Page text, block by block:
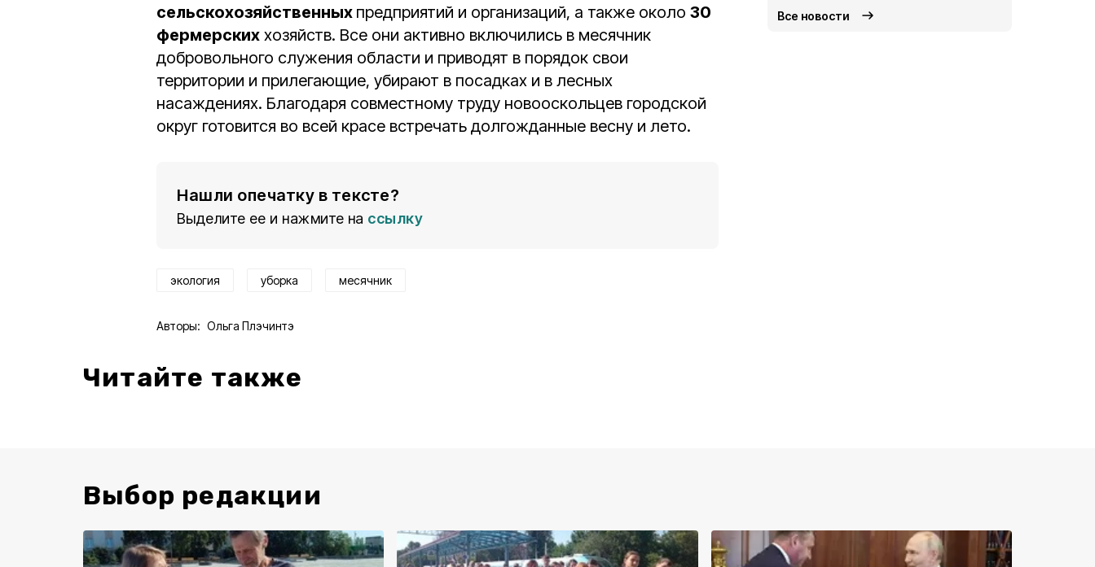
сельскохозяйственных предприятий и организаций, а также около 30
фермерских хозяйств. Все они активно включились в месячник
добровольного служения области и приводят в порядок свои
территории и прилегающие, убирают в посадках и в лесных
насаждениях. Благодаря совместному труду новооскольцев городской
округ готовится во всей красе встречать долгожданные весну и лето.
Нашли опечатку в тексте?
Выделите ее и нажмите на ссылку
экология уборка месячник
Авторы: Ольга Плэчинтэ
Читайте также
Все новости
Выбор редакции